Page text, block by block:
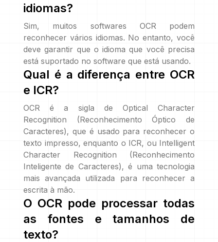
idiomas?
Sim, muitos softwares OCR podem
reconhecer vários idiomas. No entanto, você
deve garantir que o idioma que você precisa
está suportado no software que está usando.
Qual é a diferença entre OCR
e ICR?
OCR é a sigla de Optical Character
Recognition (Reconhecimento Óptico de
Caracteres), que é usado para reconhecer o
texto impresso, enquanto o ICR, ou Intelligent
Character Recognition (Reconhecimento
Inteligente de Caracteres), é uma tecnologia
mais avançada utilizada para reconhecer a
escrita à mão.
O OCR pode processar todas
as fontes e tamanhos de
texto?